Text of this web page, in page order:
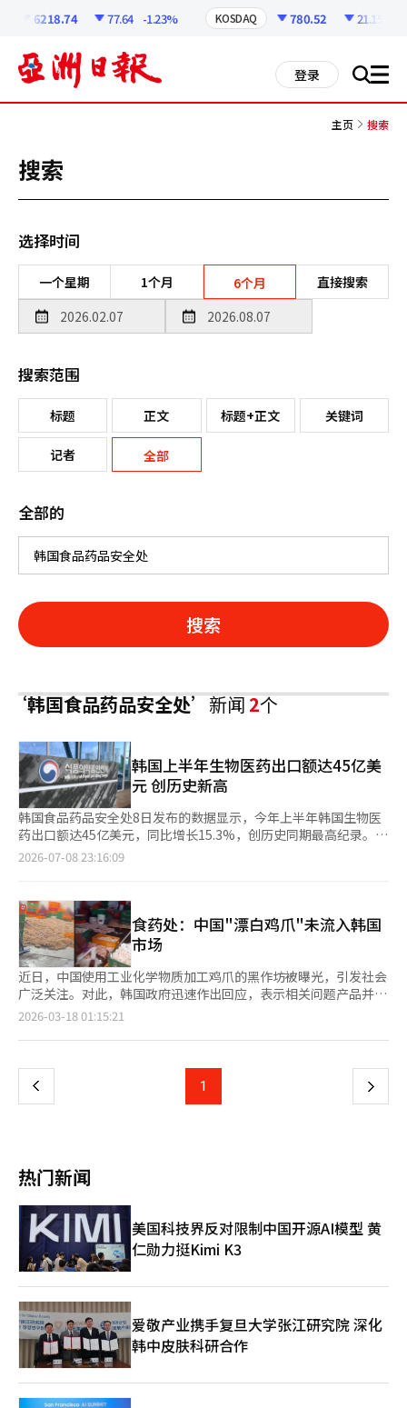
6218.74 77.64 -1.23% KOSDAQ 780.52 21.15
登录 搜 all
主页 搜索
搜索
选择时间
一个星期 1个月 6个月 直接搜索
搜索范围
标题 正文 标题+正文 关键词
记者 全部
全部的
搜索
‘韩国食品药品安全处’新闻2个
韩国上半年生物医药出口额达45亿美
元 创历史新高
韩国食品药品安全处8日发布的数据显示，今年上半年韩国生物医
药出口额达45亿美元，同比增长15.3%，创历史同期最高纪录。数
据显示，今年上半年生物医药出口额占韩国医药品出口总额的
76亿美元。韩国食品药品安全处预计，若下半年保持当前增长势
头，今年全年出口额有望再创历史新高。 今年上半年，韩国生物
医药产品出口至全球163个国家和地区。其中，瑞士以7.7亿美元位
居第一，占出口总额的17.1%；美国（6.1亿美元）、匈牙利（6亿
美元）、荷兰（4.5亿美元）和德国（4亿美元）位列其后。法国出
口额达1.6亿美元，首次跻身韩国生物医药出口目的地前十位。 按
产品类别看，重组蛋白药物出口额最高，达39.7亿美元；毒素及抗
毒素产品和疫苗出口额分别为2.8亿美元和1.2亿美元。 韩国食品药
品安全处表示，将继续通过推进监管改革、提供定制化服务以及加
海外市场，推动行业保持增长势头。
2026-07-08 23:16:09
食药处：中国"漂白鸡爪"未流入韩国
市场
近日，中国使用工业化学物质加工鸡爪的黑作坊被曝光，引发社会
广泛关注。对此，韩国政府迅速作出回应，表示相关问题产品并未
流入韩国市场。 韩国食品药品安全处（以下食药处）17日发布说
在韩国流通的情况。 食药处表示，根据现行规定，包括鸡爪在内
场。同时，所有进口食品必须完成海外生产企业注册，并向监管机
铲子等清洁工具随意放置在食品上方，卫生状况令人担忧。 更为
严重的是，部分企业被发现使用工业双氧水对鸡爪进行浸泡漂白，
使产品外观更白。双氧水是一种具有强氧化性的化学物质，通常用
于消毒和杀菌，不可用于食品加工。 事件曝光后，在中国国内引
发舆论震动，也引起周边国家对食品安全的关注。韩国方面表示，
将继续强化进口食品的检验与监管机制，防止类似问题产品进入市
场。
2026-03-18 01:15:21
上
页
1 下
热门新闻
美国科技界反对限制中国开源AI模型 黄
仁勋力挺Kimi K3
爱敬产业携手复旦大学张江研究院 深化
韩中皮肤科研合作